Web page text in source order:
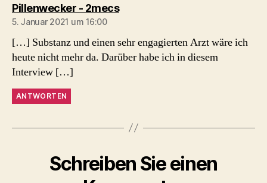
Pillenwecker - 2mecssagt:
5. Januar 2021 um 16:00
[…] Substanz und einen sehr engagierten Arzt wäre ich
heute nicht mehr da. Darüber habe ich in diesem
Interview […]
ANTWORTEN
Schreiben Sie einen